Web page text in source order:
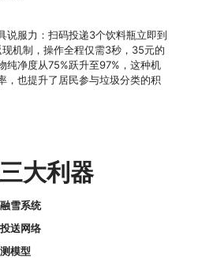
说服力：扫码投递3个饮料瓶立即到
机制，操作全程仅需3秒，35元的
纯净度从75%跃升至97%，这种机
，也提升了居民参与垃圾分类的积
大利器
雪系统
送网络
模型